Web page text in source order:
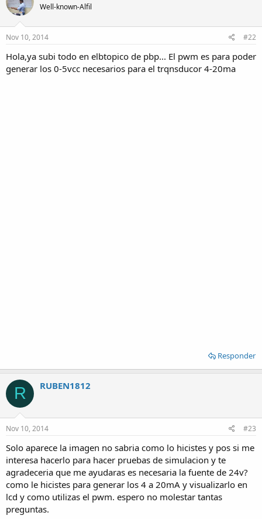
Well-known-Alfil
Nov 10, 2014 #22
Hola,ya subi todo en elbtopico de pbp... El pwm es para poder
generar los 0-5vcc necesarios para el trqnsducor 4-20ma
Responder
R RUBEN1812
Nov 10, 2014 #23
Solo aparece la imagen no sabria como lo hicistes y pos si me
interesa hacerlo para hacer pruebas de simulacion y te
agradeceria que me ayudaras es necesaria la fuente de 24v?
como le hicistes para generar los 4 a 20mA y visualizarlo en
lcd y como utilizas el pwm. espero no molestar tantas
preguntas.